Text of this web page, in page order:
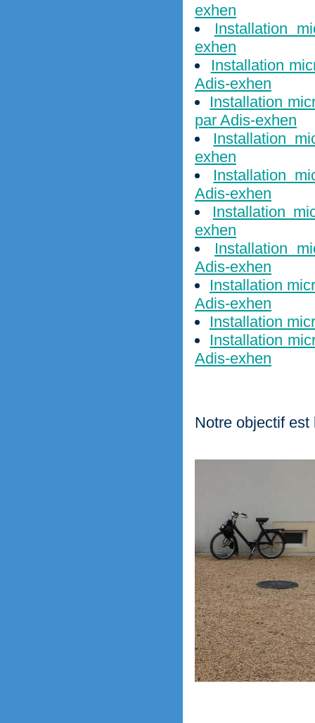
exhen
Installation
exhen
Installation
Adis-exhen
Installation
par Adis-exhen
Installation
exhen
Installation
Adis-exhen
Installation
exhen
Installation
Adis-exhen
Installation
Adis-exhen
Installation
Installation
Adis-exhen
Notre objectif